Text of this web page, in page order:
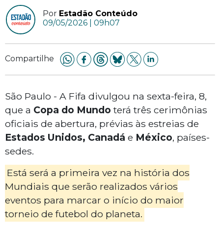
Por Estadão Conteúdo
09/05/2026 | 09h07
Compartilhe
São Paulo - A Fifa divulgou na sexta-feira, 8,
que a Copa do Mundo terá três cerimônias
oficiais de abertura, prévias às estreias de
Estados Unidos, Canadá e México, países-
sedes.
Está será a primeira vez na história dos
Mundiais que serão realizados vários
eventos para marcar o início do maior
torneio de futebol do planeta.